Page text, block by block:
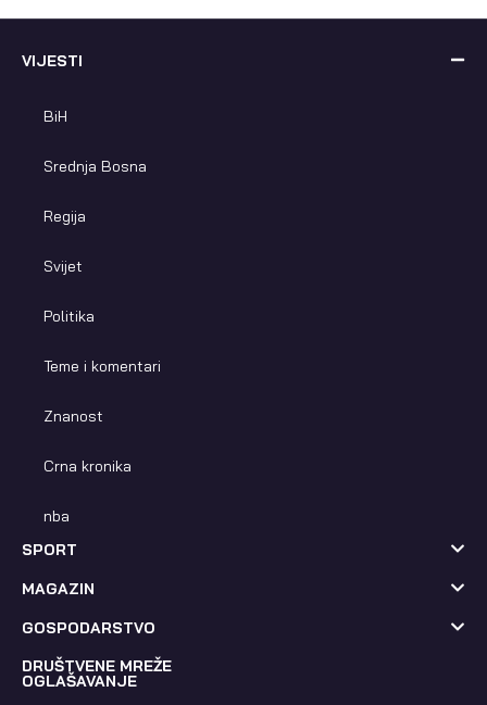
VIJESTI
BiH
Srednja Bosna
Regija
Svijet
Politika
Teme i komentari
Znanost
Crna kronika
nba
SPORT
MAGAZIN
GOSPODARSTVO
DRUŠTVENE MREŽE
OGLAŠAVANJE